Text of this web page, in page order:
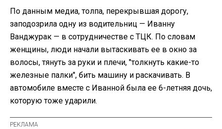
По данным медиа, толпа, перекрывшая дорогу,
заподозрила одну из водительниц — Иванну
Ванджурак — в сотрудничестве с ТЦК. По словам
женщины, люди начали вытаскивать ее в окно за
волосы, тянуть за руки и плечи, "толкнуть какие-то
железные палки", бить машину и раскачивать. В
автомобиле вместе с Иванной была ее 6-летняя дочь,
которую тоже ударили.